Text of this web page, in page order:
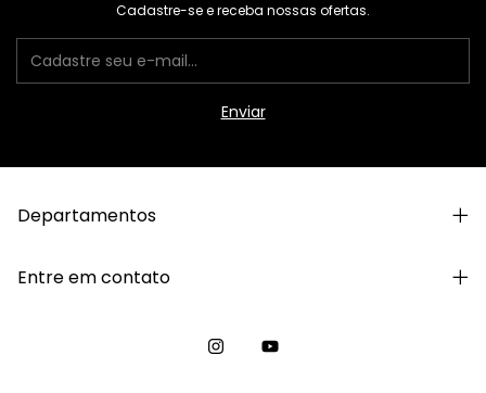
Cadastre-se e receba nossas ofertas.
Departamentos
Entre em contato